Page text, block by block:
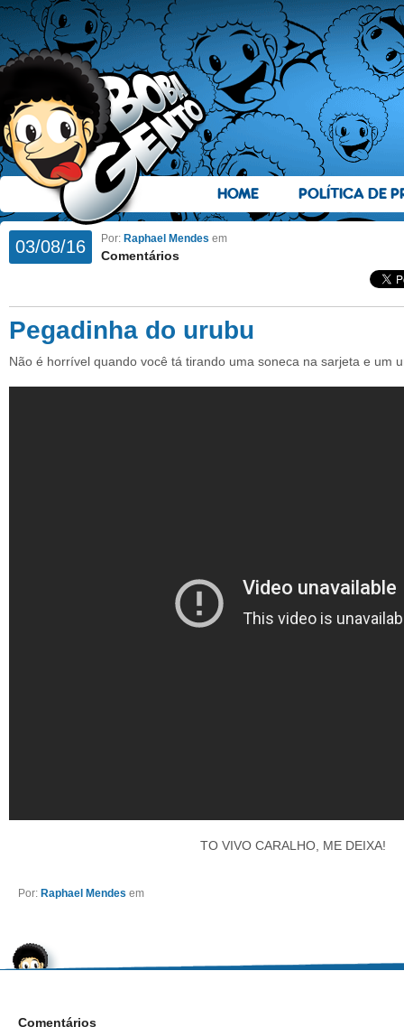
HOME POLÍTICA DE
03/08/16 Por: Raphael Mendes em
Comentários
Pegadinha do urubu
Não é horrível quando você tá tirando uma soneca na sarjeta e um
TO VIVO CARALHO, ME DEIXA!
Por: Raphael Mendes em
Comentários